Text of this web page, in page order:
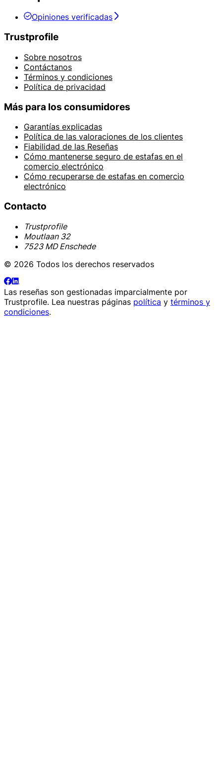
Opiniones verificadas
Trustprofile
Sobre nosotros
Contáctanos
Términos y condiciones
Política de privacidad
Más para los consumidores
Garantías explicadas
Política de las valoraciones de los clientes
Fiabilidad de las Reseñas
Cómo mantenerse seguro de estafas en el
comercio electrónico
Cómo recuperarse de estafas en comercio
electrónico
Contacto
Trustprofile
Moutlaan 32
7523 MD Enschede
© 2026 Todos los derechos reservados
Las reseñas son gestionadas imparcialmente por
Trustprofile. Lea nuestras páginas política y términos y
condiciones.